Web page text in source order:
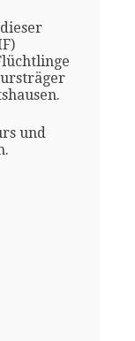
und